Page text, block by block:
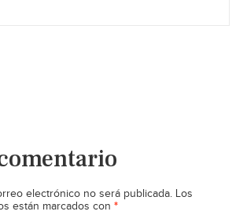
electrónico no será publicada. Los
están marcados con *